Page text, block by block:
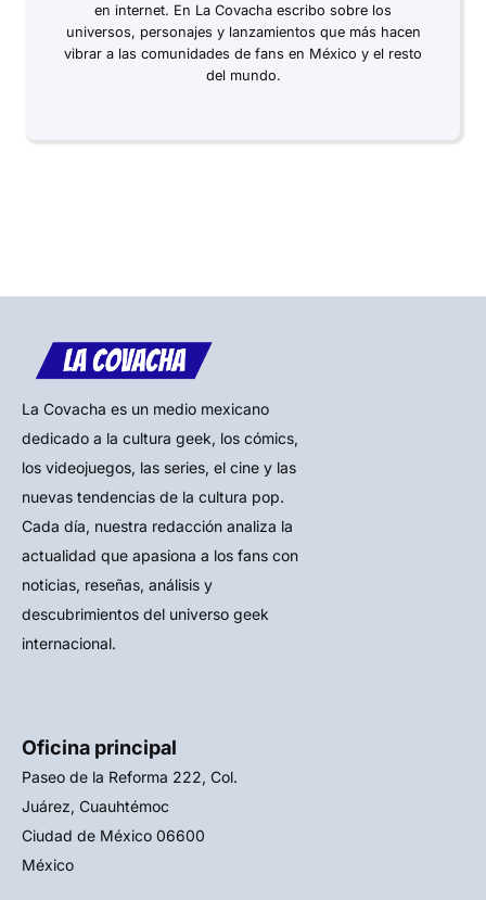
en internet. En La Covacha escribo sobre los
universos, personajes y lanzamientos que más hacen
vibrar a las comunidades de fans en México y el resto
del mundo.
La Covacha es un medio mexicano
dedicado a la cultura geek, los cómics,
los videojuegos, las series, el cine y las
nuevas tendencias de la cultura pop.
Cada día, nuestra redacción analiza la
actualidad que apasiona a los fans con
noticias, reseñas, análisis y
descubrimientos del universo geek
internacional.
Oficina principal
Paseo de la Reforma 222, Col.
Juárez, Cuauhtémoc
Ciudad de México 06600
México